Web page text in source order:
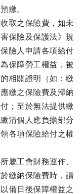
繳。
取之保險費，如未
保險及保護法》規
險人申請各項給付
保障勞工權益，被
相關證明（如：繳
繳之保險費及滯納
；至於無法提供繳
清個人應負擔部分
各項保險給付之權
屬工會財務運作、
繳納保險費時，請
備日後保障權益之